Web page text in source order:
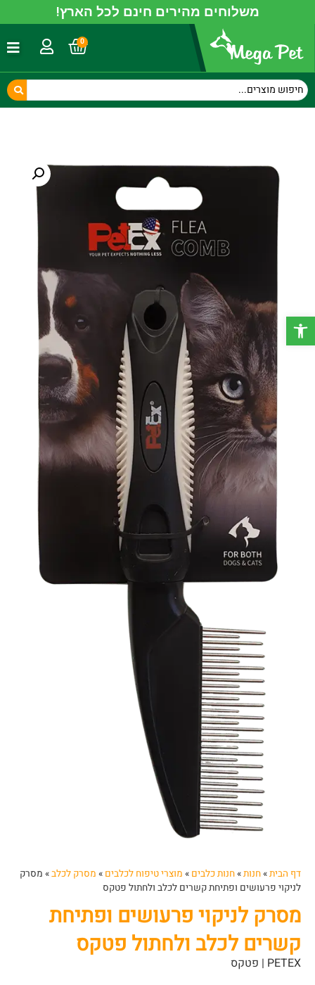
פתח סרגל נגישות
משלוחים מהירים חינם לכל הארץ!
0
דף הבית»חנות»חנות כלבים » מוצרי טיפוח לכלבים » מסרק לכלב» מסרק
לניקוי פרעושים ופתיחת קשרים לכלב ולחתול פטקס
מסרק לניקוי פרעושים ופתיחת
קשרים לכלב ולחתול פטקס
PETEX | פטקס